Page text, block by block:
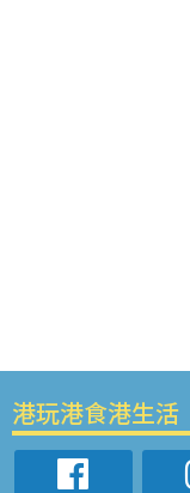
港玩港食港生活